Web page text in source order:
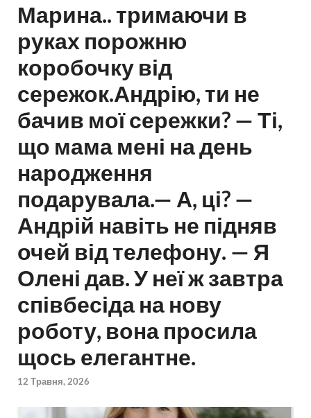
Марина.. тримаючи в
руках порожню
коробочку від
сережок.Андрію, ти не
бачив мої сережки? — Ті,
що мама мені на день
народження
подарувала.— А, ці? —
Андрій навіть не підняв
очей від телефону. — Я
Олені дав. У неї ж завтра
співбесіда на нову
роботу, вона просила
щось елегантне.
12 Травня, 2026